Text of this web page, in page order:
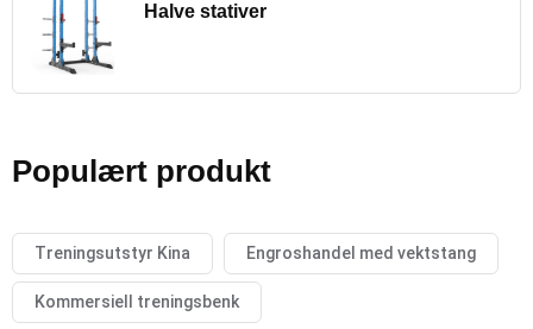
Halve stativer
Populært produkt
Treningsutstyr Kina Engroshandel med vektstang
Kommersiell treningsbenk